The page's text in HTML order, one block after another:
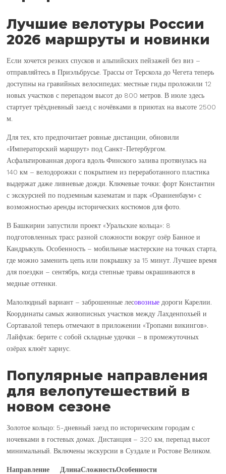
Лучшие велотуры России
2026 маршруты и новинки
Если хочется резких спусков и альпийских пейзажей без виз –
отправляйтесь в Приэльбрусье. Трассы от Терскола до Чегета теперь
доступны на гравийных велосипедах: местные гиды проложили 12
новых участков с перепадом высот до 800 метров. В июле здесь
стартует трёхдневный заезд с ночёвками в приютах на высоте 2500
м.
Для тех, кто предпочитает ровные дистанции, обновили
«Императорский маршрут» под Санкт-Петербургом.
Асфальтированная дорога вдоль Финского залива протянулась на
140 км – велодорожки с покрытием из переработанного пластика
выдержат даже ливневые дожди. Ключевые точки: форт Константин
с экскурсией по подземным казематам и парк «Ораниенбаум» с
возможностью аренды исторических костюмов для фото.
В Башкирии запустили проект «Уральские кольца»: 8
подготовленных трасс разной сложности вокруг озёр Банное и
Кандрыкуль. Особенность – мобильные мастерские на точках старта,
где можно заменить цепь или покрышку за 15 минут. Лучшее время
для поездки – сентябрь, когда степные травы окрашиваются в
медные оттенки.
Малолюдный вариант – заброшенные лесовозные дороги Карелии.
Координаты самых живописных участков между Лахденпохьей и
Сортавалой теперь отмечают в приложении «Тропами викингов».
Лайфхак: берите с собой складные удочки – в промежуточных
озёрах клюёт хариус.
Популярные направления
для велопутешествий в
новом сезоне
Золотое кольцо: 5-дневный заезд по историческим городам с
ночевками в гостевых домах. Дистанция – 320 км, перепад высот
минимальный. Включены экскурсии в Суздале и Ростове Великом.
Направление ДлинаСложностьОсобенности